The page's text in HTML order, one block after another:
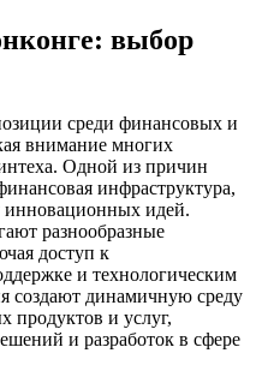
выбор
среди финансовых и
внимание многих
Одной из причин
инфраструктура,
инновационных идей.
разнообразные
доступ к
и технологическим
создают динамичную среду
продуктов и услуг,
и разработок в сфере